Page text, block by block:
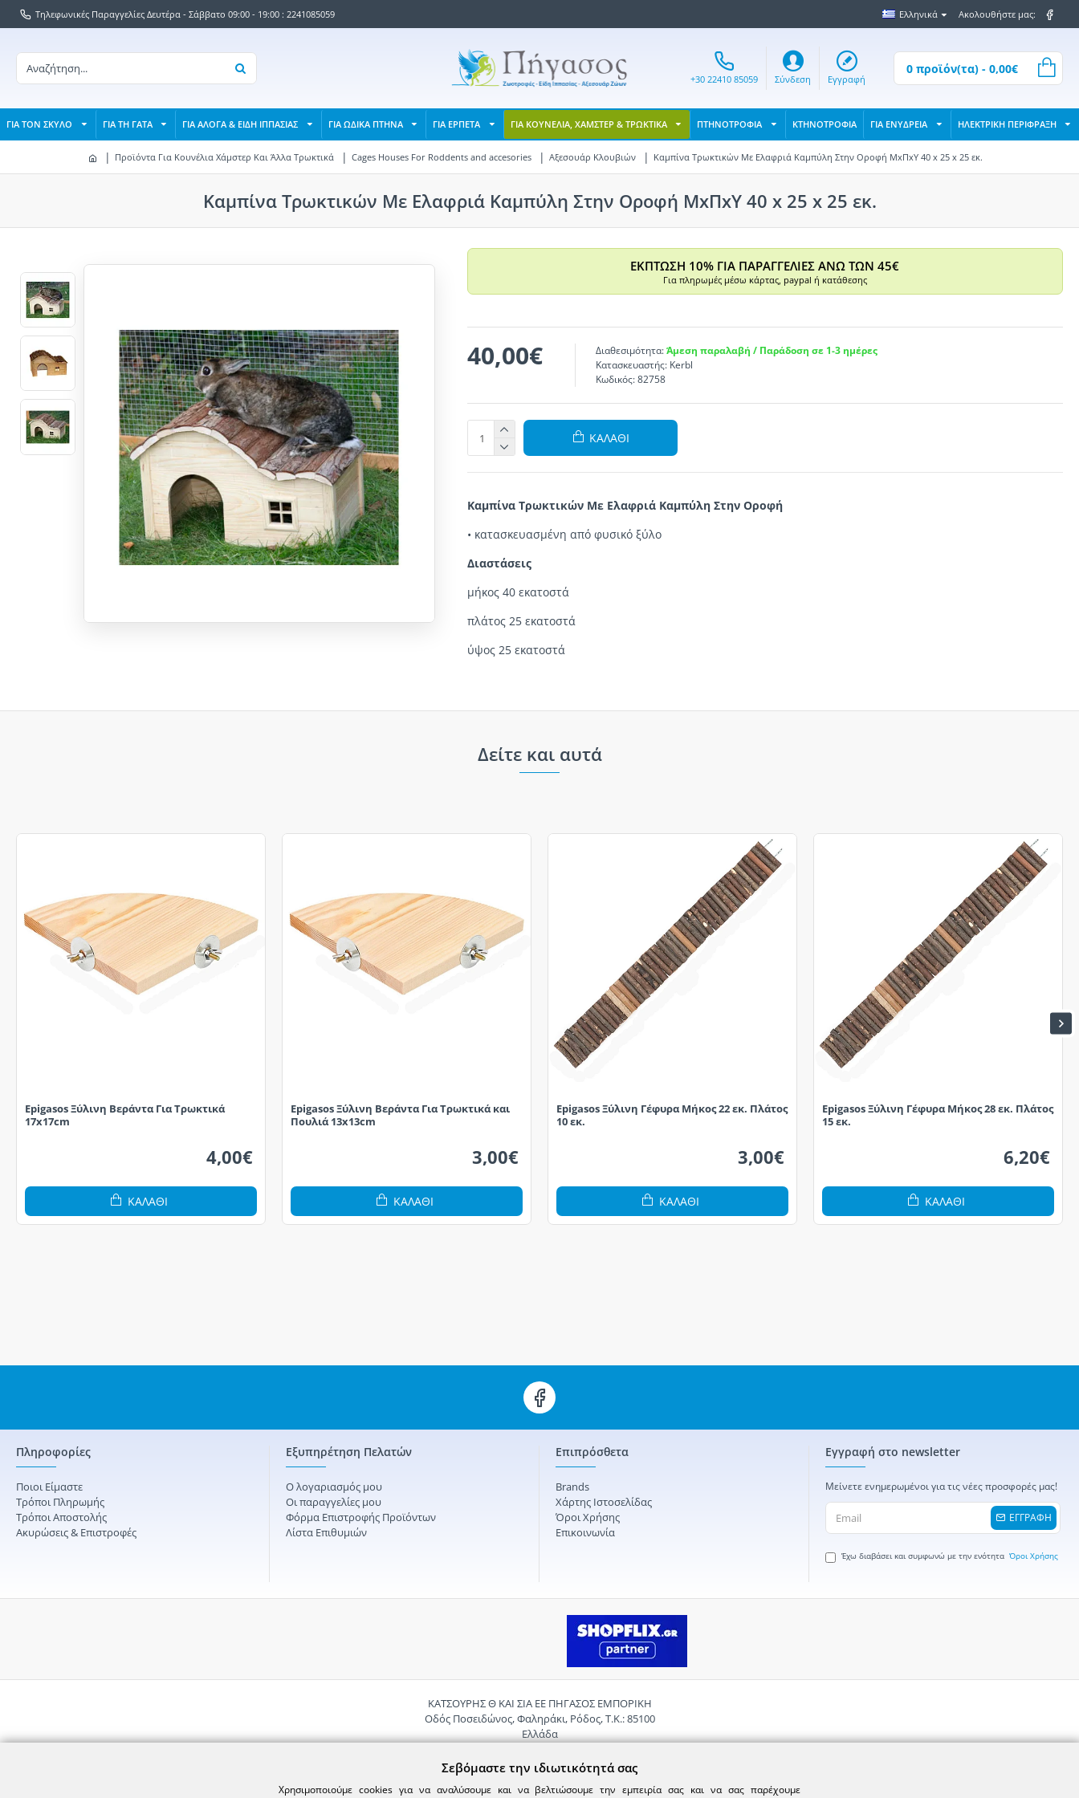
Τηλεφωνικές Παραγγελίες Δευτέρα - Σάββατο 09:00 - 19:00 : 2241085059 Ελληνικά Ακολουθήστε μας:
+30 22410 85059 Σύνδεση Εγγραφή
0 προϊόν(τα) - 0,00€
ΓΙΑ ΤΟΝ ΣΚΥΛΟ ΓΙΑ ΤΗ ΓΑΤΑ ΓΙΑ ΑΛΟΓΑ & ΕΙΔΗ ΙΠΠΑΣΙΑΣ ΓΙΑ ΩΔΙΚΑ ΠΤΗΝΑ ΓΙΑ ΕΡΠΕΤΑ ΓΙΑ ΚΟΥΝΕΛΙΑ, ΧΑΜΣΤΕΡ & ΤΡΩΚΤΙΚΑ ΠΤΗΝΟΤΡΟΦΙΑ ΚΤΗΝΟΤΡΟΦΙΑ ΓΙΑ ΕΝΥΔΡΕΙΑ ΗΛΕΚΤΡΙΚΗ ΠΕΡΙΦΡΑΞΗ
Προϊόντα Για Κουνέλια Χάμστερ Και Άλλα Τρωκτικά Cages Houses For Roddents and accesories Αξεσουάρ Κλουβιών Καμπίνα Τρωκτικών Με Ελαφριά Καμπύλη Στην Οροφή ΜxΠxY 40 x 25 x 25 εκ.
Καμπίνα Τρωκτικών Με Ελαφριά Καμπύλη Στην Οροφή ΜxΠxY 40 x 25 x 25 εκ.
ΕΚΠΤΩΣΗ 10% ΓΙΑ ΠΑΡΑΓΓΕΛΙΕΣ ΑΝΩ ΤΩΝ 45€
Για πληρωμές μέσω κάρτας, paypal ή κατάθεσης
40,00€ Διαθεσιμότητα: Άμεση παραλαβή / Παράδοση σε 1-3 ημέρες
Κατασκευαστής: Kerbl
Κωδικός: 82758
ΚΑΛΆΘΙ
Καμπίνα Τρωκτικών Με Ελαφριά Καμπύλη Στην Οροφή
• κατασκευασμένη από φυσικό ξύλο
Διαστάσεις
μήκος 40 εκατοστά
πλάτος 25 εκατοστά
ύψος 25 εκατοστά
Δείτε και αυτά
Epigasos Ξύλινη Βεράντα Για Τρωκτικά
17x17cm
4,00€
ΚΑΛΆΘΙ
Epigasos Ξύλινη Βεράντα Για Τρωκτικά και
Πουλιά 13x13cm
3,00€
ΚΑΛΆΘΙ
Epigasos Ξύλινη Γέφυρα Μήκος 22 εκ. Πλάτος
10 εκ.
3,00€
ΚΑΛΆΘΙ
Epigasos Ξύλινη Γέφυρα Μήκος 28 εκ. Πλάτος
15 εκ.
6,20€
ΚΑΛΆΘΙ
Πληροφορίες
Ποιοι Είμαστε
Τρόποι Πληρωμής
Τρόποι Αποστολής
Ακυρώσεις & Επιστροφές
Εξυπηρέτηση Πελατών
Ο λογαριασμός μου
Οι παραγγελίες μου
Φόρμα Επιστροφής Προϊόντων
Λίστα Επιθυμιών
Επιπρόσθετα
Brands
Χάρτης Ιστοσελίδας
Όροι Χρήσης
Επικοινωνία
Εγγραφή στο newsletter
Μείνετε ενημερωμένοι για τις νέες προσφορές μας!
ΕΓΓΡΑΦΗ
Έχω διαβάσει και συμφωνώ με την ενότητα Όροι Χρήσης
ΚΑΤΣΟΥΡΗΣ Θ ΚΑΙ ΣΙΑ ΕΕ ΠΗΓΑΣΟΣ ΕΜΠΟΡΙΚΗ
Οδός Ποσειδώνος, Φαληράκι, Ρόδος, Τ.Κ.: 85100
Ελλάδα
Email:pigasosemporiki@gmail.com
Σεβόμαστε την ιδιωτικότητά σας
Χρησιμοποιούμε cookies για να αναλύσουμε και να βελτιώσουμε την εμπειρία σας και να σας παρέχουμε